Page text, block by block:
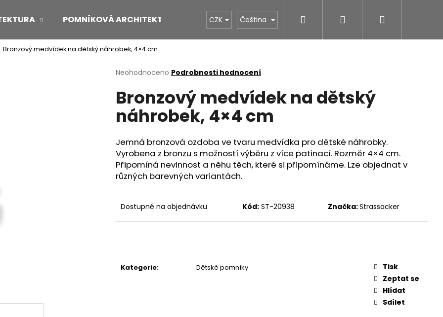
POMNÍKOVÁ ARCHITEKTURA O NÁS STONESTORE ceník hrobů Povrchové
CZK Čeština Přihlášení
Bronzový medvídek na dětský náhrobek, 4×4 cm
Průměrné
produktu
je
hvězdiček.
Neohodnoceno Podrobnosti hodnocení
Bronzový medvídek na dětský
náhrobek, 4×4 cm
Jemná bronzová ozdoba ve tvaru medvídka pro dětské náhrobky.
Vyrobena z bronzu s možností výběru z více patinací. Rozměr 4×4 cm.
Připomíná nevinnost a něhu těch, které si připomínáme. Lze objednat v
různých barevných variantách.
Dostupné na objednávku Kód: ST-20938 Značka:Strassacker
Kategorie: Dětské pomníky
Tisk
Zeptat se
Hlídat
Sdílet
Co potřebujete najít?
HLEDAT